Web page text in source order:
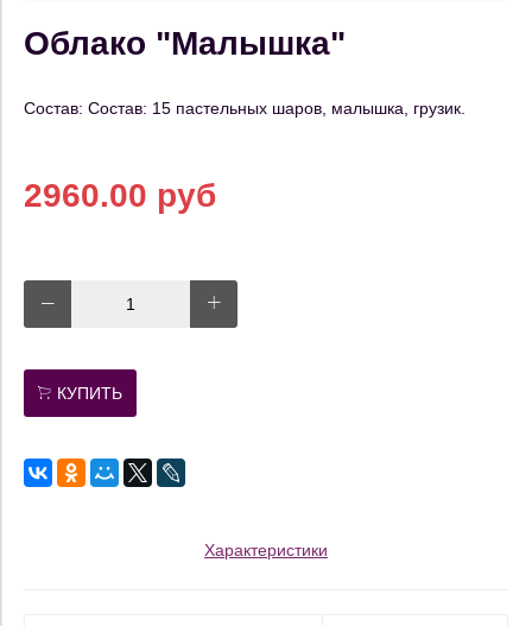
Облако "Малышка"
Состав: Состав: 15 пастельных шаров, малышка, грузик.
2960.00 руб
КУПИТЬ
Характеристики